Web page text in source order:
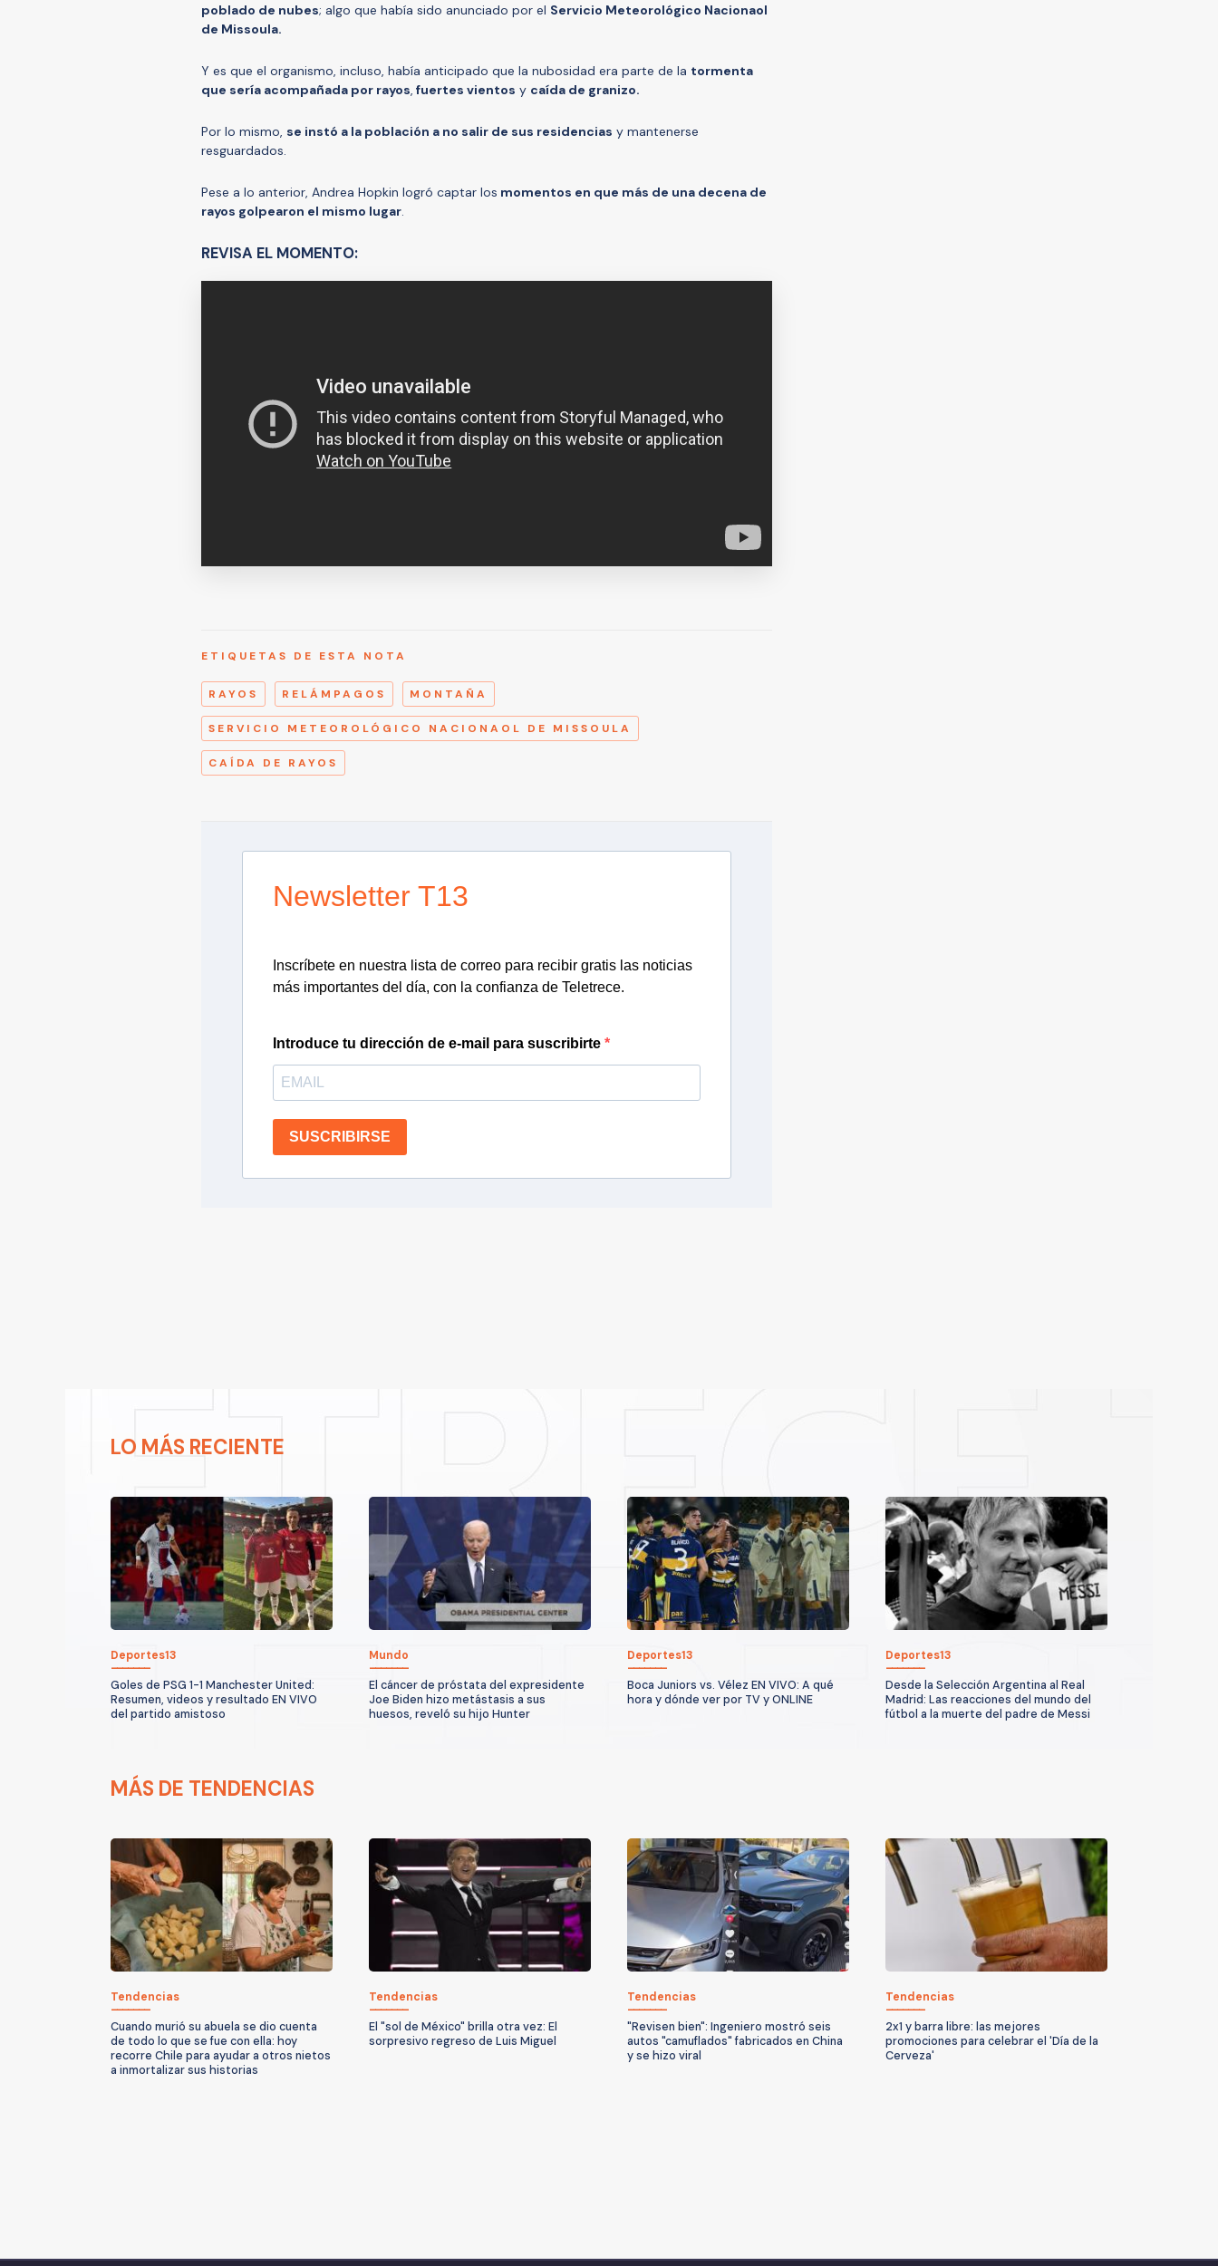
poblado de nubes; algo que había sido anunciado por el Servicio Meteorológico Nacionaol
de Missoula.
Y es que el organismo, incluso, había anticipado que la nubosidad era parte de la tormenta
que sería acompañada por rayos, fuertes vientos y caída de granizo.
Por lo mismo, se instó a la población a no salir de sus residencias y mantenerse
resguardados.
Pese a lo anterior, Andrea Hopkin logró captar los momentos en que más de una decena de
rayos golpearon el mismo lugar.
REVISA EL MOMENTO:
ETIQUETAS DE ESTA NOTA
RAYOS RELÁMPAGOS MONTAÑA
SERVICIO METEOROLÓGICO NACIONAOL DE MISSOULA
CAÍDA DE RAYOS
Newsletter T13
Inscríbete en nuestra lista de correo para recibir gratis las noticias
más importantes del día, con la confianza de Teletrece.
Introduce tu dirección de e-mail para suscribirte
SUSCRIBIRSE
LO MÁS RECIENTE
Deportes13
Goles de PSG 1-1 Manchester United:
Resumen, videos y resultado EN VIVO
del partido amistoso
Mundo
El cáncer de próstata del expresidente
Joe Biden hizo metástasis a sus
huesos, reveló su hijo Hunter
Deportes13
Boca Juniors vs. Vélez EN VIVO: A qué
hora y dónde ver por TV y ONLINE
Deportes13
Desde la Selección Argentina al Real
Madrid: Las reacciones del mundo del
fútbol a la muerte del padre de Messi
MÁS DE TENDENCIAS
Tendencias
Cuando murió su abuela se dio cuenta
de todo lo que se fue con ella: hoy
recorre Chile para ayudar a otros nietos
a inmortalizar sus historias
Tendencias
El "sol de México" brilla otra vez: El
sorpresivo regreso de Luis Miguel
Tendencias
"Revisen bien": Ingeniero mostró seis
autos "camuflados" fabricados en China
y se hizo viral
Tendencias
2x1 y barra libre: las mejores
promociones para celebrar el 'Día de la
Cerveza'